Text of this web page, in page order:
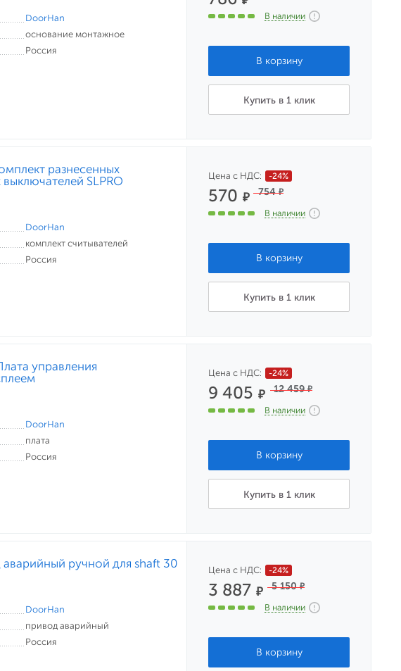
DoorHan
основание монтажное
Россия
В наличии
Купить в 1 клик
разнесенных
SLPRO
DoorHan
комплект считывателей
Россия
Цена с НДС: -24%
570₽ 754₽
В наличии
Купить в 1 клик
управления
DoorHan
плата
Россия
Цена с НДС: -24%
9 405₽ 12 459₽
В наличии
Купить в 1 клик
ручной для shaft 30
DoorHan
привод аварийный
Россия
Цена с НДС: -24%
3 887₽ 5 150₽
В наличии